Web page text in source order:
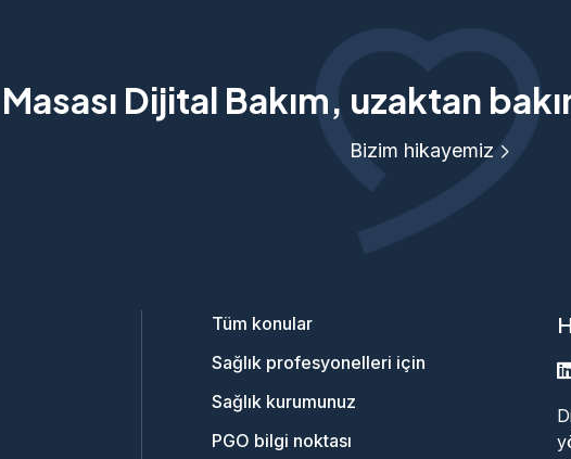
Dijital Bakım, uzaktan
Bizim hikayemiz
Tüm konular
Sağlık profesyonelleri için
Sağlık kurumunuz
PGO bilgi noktası